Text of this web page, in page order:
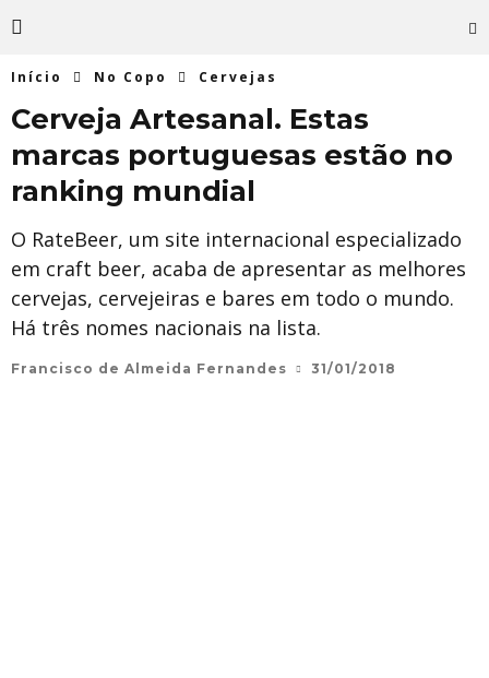
Início No Copo Cervejas
Cerveja Artesanal. Estas
marcas portuguesas estão no
ranking mundial
O RateBeer, um site internacional especializado
em craft beer, acaba de apresentar as melhores
cervejas, cervejeiras e bares em todo o mundo.
Há três nomes nacionais na lista.
Francisco de Almeida Fernandes 31/01/2018